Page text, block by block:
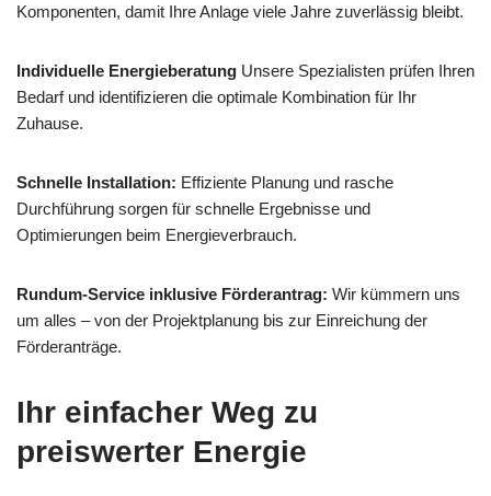
Komponenten, damit Ihre Anlage viele Jahre zuverlässig bleibt.
Individuelle Energieberatung Unsere Spezialisten prüfen Ihren
Bedarf und identifizieren die optimale Kombination für Ihr
Zuhause.
Schnelle Installation: Effiziente Planung und rasche
Durchführung sorgen für schnelle Ergebnisse und
Optimierungen beim Energieverbrauch.
Rundum-Service inklusive Förderantrag: Wir kümmern uns
um alles – von der Projektplanung bis zur Einreichung der
Förderanträge.
Ihr einfacher Weg zu
preiswerter Energie